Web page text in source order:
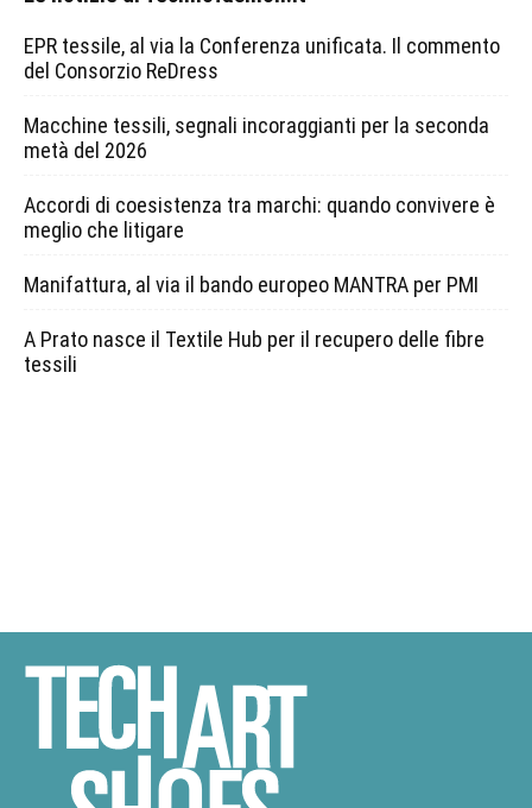
EPR tessile, al via la Conferenza unificata. Il commento
del Consorzio ReDress
Macchine tessili, segnali incoraggianti per la seconda
metà del 2026
Accordi di coesistenza tra marchi: quando convivere è
meglio che litigare
Manifattura, al via il bando europeo MANTRA per PMI
A Prato nasce il Textile Hub per il recupero delle fibre
tessili